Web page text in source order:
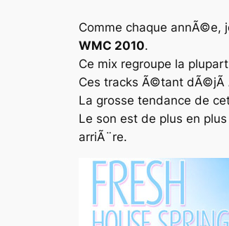
Comme chaque annÃ©e,
WMC 2010.
Ce mix regroupe la
Ces tracks Ã©tant dÃ©jÃ
La grosse tendance de
Le son est de plus en
arriÃ¨re.